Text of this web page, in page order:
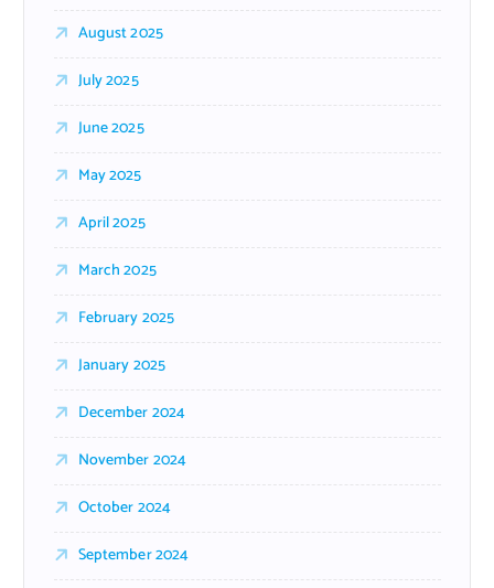
August 2025
July 2025
June 2025
May 2025
April 2025
March 2025
February 2025
January 2025
December 2024
November 2024
October 2024
September 2024